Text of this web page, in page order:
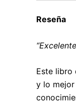
Reseña
Este libro
y lo